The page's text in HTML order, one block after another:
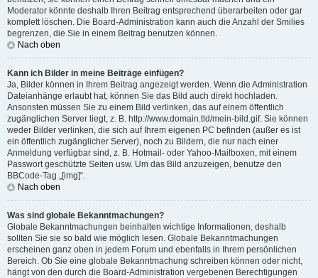
Moderator könnte deshalb Ihren Beitrag entsprechend überarbeiten oder gar
komplett löschen. Die Board-Administration kann auch die Anzahl der Smilies
begrenzen, die Sie in einem Beitrag benutzen können.
Nach oben
Kann ich Bilder in meine Beiträge einfügen?
Ja, Bilder können in Ihrem Beitrag angezeigt werden. Wenn die Administration
Dateianhänge erlaubt hat, können Sie das Bild auch direkt hochladen.
Ansonsten müssen Sie zu einem Bild verlinken, das auf einem öffentlich
zugänglichen Server liegt, z. B. http://www.domain.tld/mein-bild.gif. Sie können
weder Bilder verlinken, die sich auf Ihrem eigenen PC befinden (außer es ist
ein öffentlich zugänglicher Server), noch zu Bildern, die nur nach einer
Anmeldung verfügbar sind, z. B. Hotmail- oder Yahoo-Mailboxen, mit einem
Passwort geschützte Seiten usw. Um das Bild anzuzeigen, benutze den
BBCode-Tag „[img]“.
Nach oben
Was sind globale Bekanntmachungen?
Globale Bekanntmachungen beinhalten wichtige Informationen, deshalb
sollten Sie sie so bald wie möglich lesen. Globale Bekanntmachungen
erscheinen ganz oben in jedem Forum und ebenfalls in Ihrem persönlichen
Bereich. Ob Sie eine globale Bekanntmachung schreiben können oder nicht,
hängt von den durch die Board-Administration vergebenen Berechtigungen